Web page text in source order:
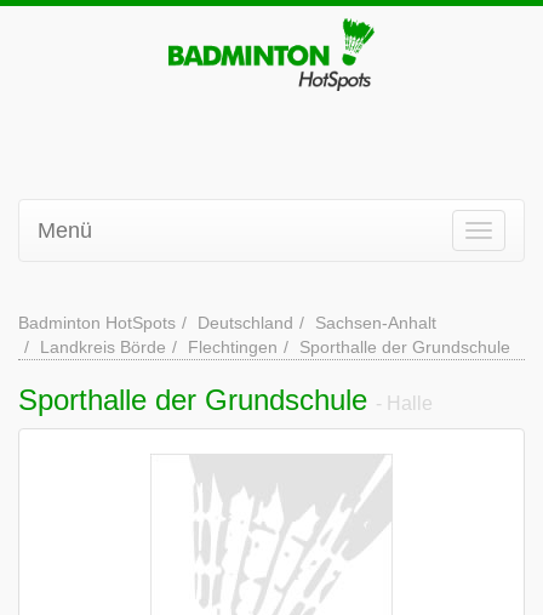
Menü
Badminton HotSpots Deutschland
Sachsen-Anhalt
Landkreis Börde
Flechtingen Sporthalle der Grundschule
Sporthalle der Grundschule - Halle